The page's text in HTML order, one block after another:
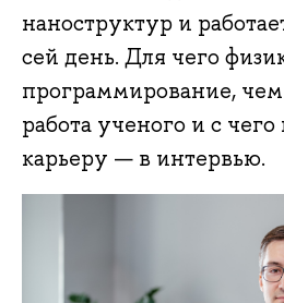
наноструктур и
сей день. Для чего
программирование,
работа ученого и с
карьеру — в интервью.